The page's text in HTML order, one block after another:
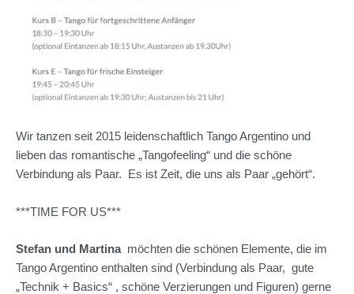
Wir tanzen seit 2015 leidenschaftlich Tango Argentino und
lieben das romantische „Tangofeeling“ und die schöne
Verbindung als Paar. Es ist Zeit, die uns als Paar „gehört“.
***TIME FOR US***
Stefan und Martina möchten die schönen Elemente, die im
Tango Argentino enthalten sind (Verbindung als Paar, gute
„Technik + Basics“ , schöne Verzierungen und Figuren) gerne